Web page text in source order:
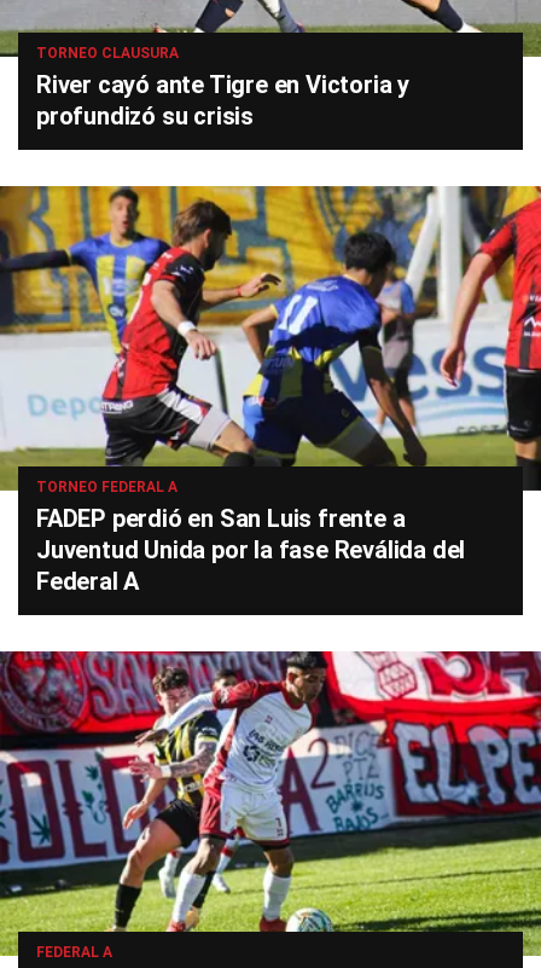
TORNEO CLAUSURA
River cayó ante Tigre en Victoria y
profundizó su crisis
TORNEO FEDERAL A
FADEP perdió en San Luis frente a
Juventud Unida por la fase Reválida del
Federal A
FEDERAL A